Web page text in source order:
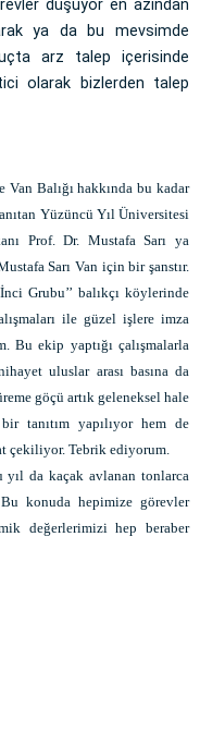
düşüyor en azından
ya da bu mevsimde
arz talep içerisinde
olarak bizlerden talep
Balığı hakkında bu kadar
Yüzüncü Yıl Üniversitesi
Prof. Dr. Mustafa Sarı ya
Sarı Van için bir şanstır.
Grubu’’ balıkçı köylerinde
ile güzel işlere imza
Bu ekip yaptığı çalışmalarla
uluslar arası basına da
göçü artık geleneksel hale
tanıtım yapılıyor hem de
çekiliyor. Tebrik ediyorum.
yıl da kaçak avlanan tonlarca
konuda hepimize görevler
değerlerimizi hep beraber